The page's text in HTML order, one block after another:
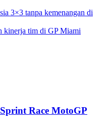
3×3 tanpa kemenangan di
kinerja tim di GP Miami
Race MotoGP